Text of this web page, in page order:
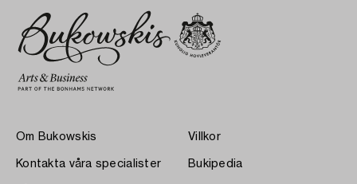
Om Bukowskis
Kontakta våra specialister
Villkor
Bukipedia